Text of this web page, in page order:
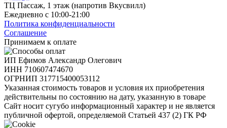
ТЦ Пассаж, 1 этаж (напротив Вкусвилл)
Ежедневно с 10:00-21:00
Политика конфиденциальности
Соглашение
Принимаем к оплате
ИП Ефимов Александр Олегович
ИНН 710607474670
ОГРНИП 317715400053112
Указанная стоимость товаров и условия их приобретения
действительны по состоянию на дату, указанную в товаре
Сайт носит сугубо информационный характер и не является
публичной офертой, определяемой Статьей 437 (2) ГК РФ